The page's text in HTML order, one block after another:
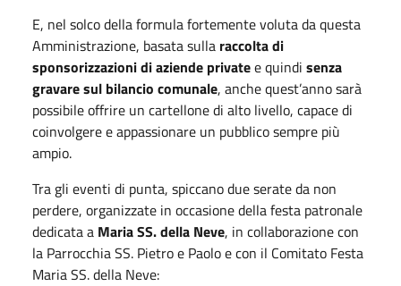
E, nel solco della formula fortemente voluta da questa
Amministrazione, basata sulla raccolta di
sponsorizzazioni di aziende privatee quindi senza
gravare sul bilancio comunale, anche quest’anno sarà
possibile offrire un cartellone di alto livello, capace di
coinvolgere e appassionare un pubblico sempre più
ampio.
Tra gli eventi di punta, spiccano due serate da non
perdere, organizzate in occasione della festa patronale
dedicata a Maria SS. della Neve, in collaborazione con
la Parrocchia SS. Pietro e Paolo e con il Comitato Festa
Maria SS. della Neve: